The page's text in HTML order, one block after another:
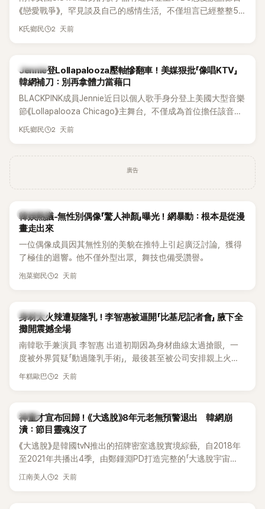
《戀愛戰爭》，罕見談及自己的感情生活，不僅坦言已經整整5
年沒有談戀愛，更首度透露空窗至今的原因，全與上一段戀情
K氏鄉民 2 天前
K-POP
Jennie登Lollapalooza壓軸慘翻車！美媒狠批「像唱KTV」
韓網補刀：別再拿體力當藉口
BLACKPINK成員Jennie近日以個人歌手身分登上美國大型音樂
節《Lollapalooza Chicago》主舞台，不僅成為首位擔任該音樂
節Headliner（壓軸主秀）的K-POP女SOLO歌手，寫下全新紀
K氏鄉民 2 天前
廣告
熱議討論
韓娛熱議-無性別偶像「驚人神顏」曝光！網暴動：根本是從漫
畫走出來
一位偶像成員因其無性別的美貌在推特上引起廣泛討論，獲得
了極佳的迴響。他不僅外型出眾，舞技也備受讚譽。
泡菜鄉民 2 天前
K-POP
身材太火辣遭疑隆乳！李智惠被逼開「比基尼記者會」 腋下全
攤開震撼全場
南韓歌手兼演員 李智惠 出道初期因為身材曲線太過搶眼，一
度被外界質疑「動過隆乳手術」，最後甚至被公司安排親上火
線，召開前所未見的「泳裝記者會」澄清。這場記者會後來還被
熱議。 2日播出的 SBS 綜藝節目《我的經紀人太難搞－秘書
鎮》，邀請同時兼顧工作與育兒的演藝圈代表「媽媽群」——李智
惠、李賢怡、李恩亨，以第13位「My Star」身分登場，分享最真
實的生活日常。 節目一開始，李瑞鎮 率先與李智惠會合，兩人
邊搭車邊聊天，氣氛輕鬆。聊到最近的新聞，李瑞鎮突然直球
發問：「妳不是上新聞了？說妳去做整形？是人中縮短手術嗎？」
年糕歐巴 2 天前
韓星
神童才宣布回歸！《大逃脫》8年元老無預警退出 韓網崩
潰：節目靈魂沒了
《大逃脫》是韓國tvN推出的招牌密室逃脫實境綜藝，自2018年
至2021年共播出4季，由鄭鍾淵PD打造完整的「大逃脫宇宙
（DTCU）」，憑藉燒腦劇情、電影級場景與龐大世界觀，累積
江南美人 2 天前